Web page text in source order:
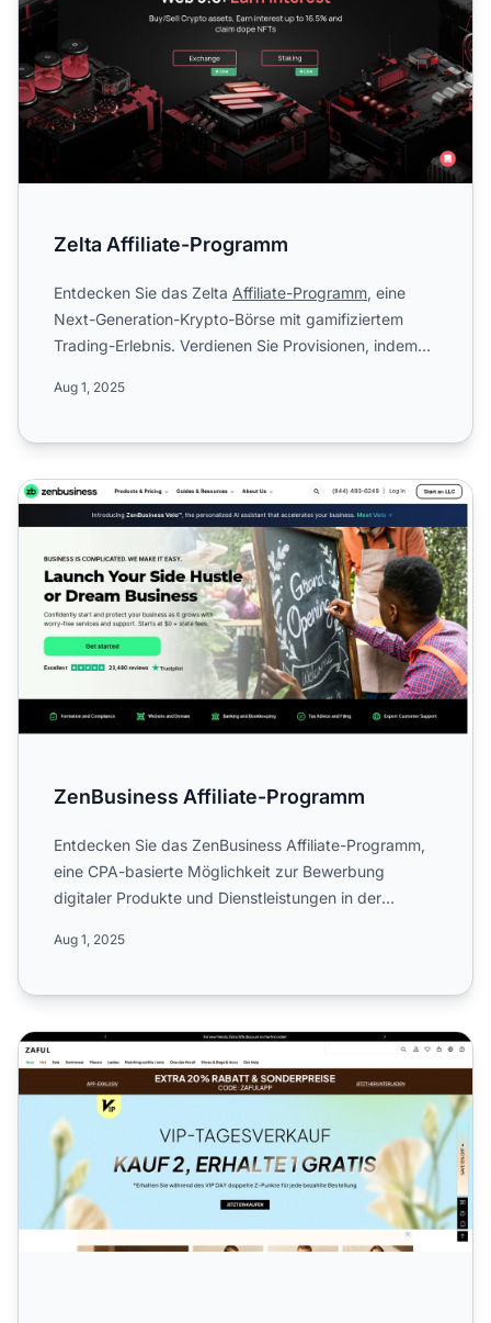
Zelta Affiliate-Programm
Entdecken Sie das Zelta Affiliate-Programm, eine
Next-Generation-Krypto-Börse mit gamifiziertem
Trading-Erlebnis. Verdienen Sie Provisionen, indem
Aug 1, 2025
ZenBusiness Affiliate-Programm
ZenBusiness Affiliate-Programm
Entdecken Sie das ZenBusiness Affiliate-Programm,
eine CPA-basierte Möglichkeit zur Bewerbung
digitaler Produkte und Dienstleistungen in der
Aug 1, 2025
ZAFUL Affiliate-Programm